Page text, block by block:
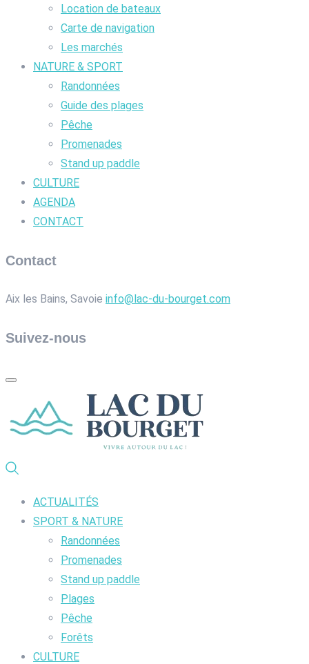
Location de bateaux
Carte de navigation
Les marchés
NATURE & SPORT
Randonnées
Guide des plages
Pêche
Promenades
Stand up paddle
CULTURE
AGENDA
CONTACT
Contact
Aix les Bains, Savoie info@lac-du-bourget.com
Suivez-nous
ACTUALITÉS
SPORT & NATURE
Randonnées
Promenades
Stand up paddle
Plages
Pêche
Forêts
CULTURE